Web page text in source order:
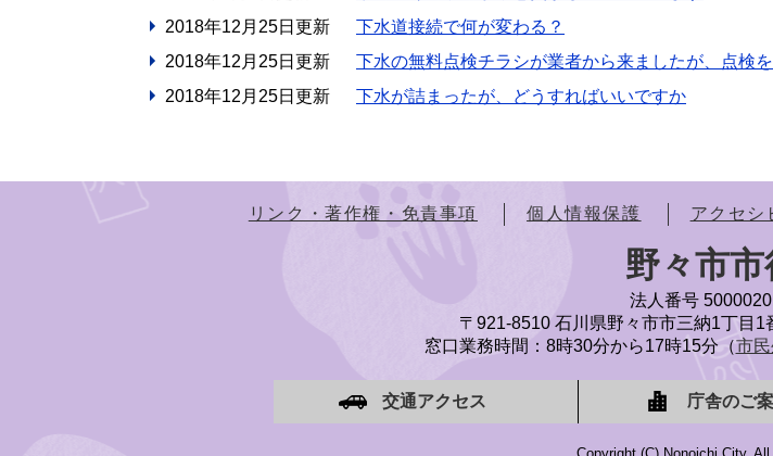
2018年12月25日更新
下水道接続で何が変わる？
2018年12月25日更新
下水の無料点検チラシが業者から来ましたが、点検
2018年12月25日更新
下水が詰まったが、どうすればいいですか
リンク・著作権・免責事項 個人情報保護 アクセシ
野々市
法人番号
〒921-8510 石川県野々市市三納1丁目1
窓口業務時間：8時30分から17時15分（市
交通アクセス 庁舎のご